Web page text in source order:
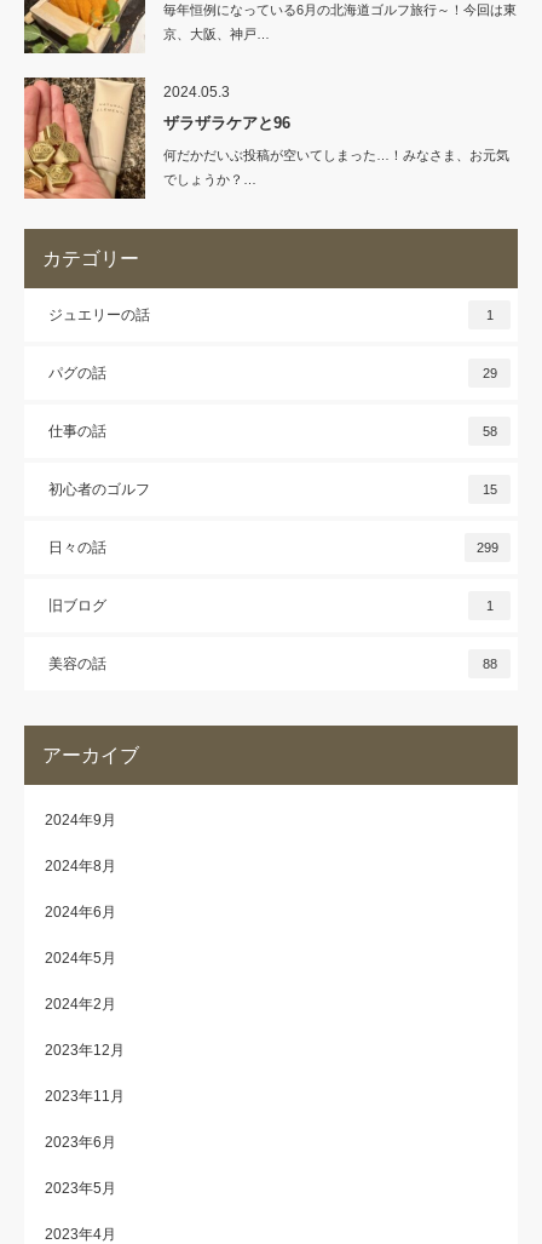
毎年恒例になっている6月の北海道ゴルフ旅行～！今回は東
京、大阪、神戸…
2024.05.3
ザラザラケアと96
何だかだいぶ投稿が空いてしまった…！みなさま、お元気
でしょうか？…
カテゴリー
ジュエリーの話 1
パグの話 29
仕事の話 58
初心者のゴルフ 15
日々の話 299
旧ブログ 1
美容の話 88
アーカイブ
2024年9月
2024年8月
2024年6月
2024年5月
2024年2月
2023年12月
2023年11月
2023年6月
2023年5月
2023年4月